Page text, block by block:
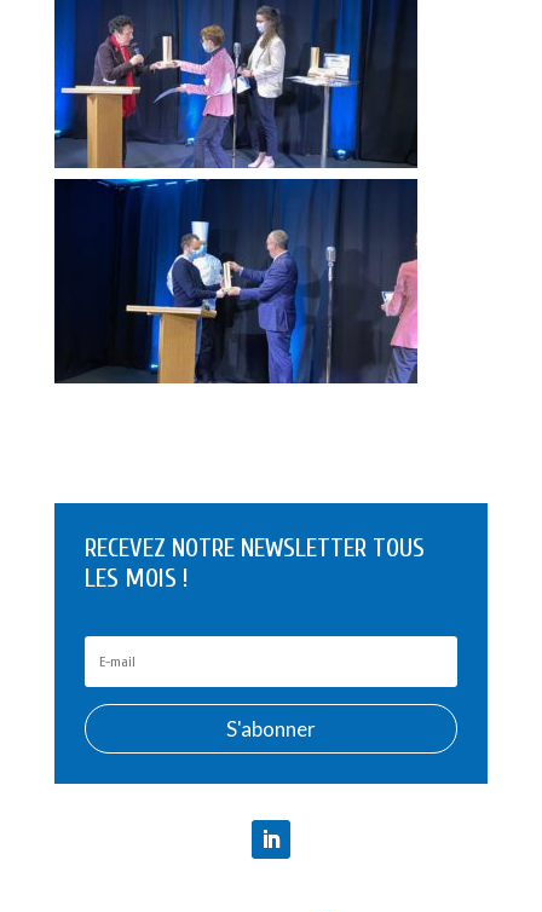
RECEVEZ NOTRE NEWSLETTER TOUS
LES MOIS !
S'abonner